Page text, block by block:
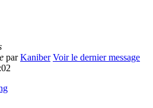
parKaniber Voir le dernier message